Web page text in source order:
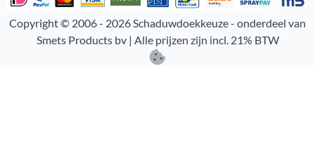
Copyright © 2006 - 2026Schaduwdoekkeuze - onderdeel van
Smets Products bv | Alle prijzen zijn incl. 21% BTW